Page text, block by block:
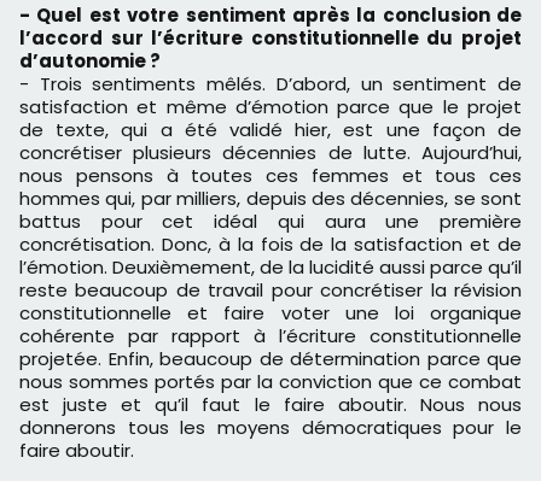
- Quel est votre sentiment après la conclusion de
l’accord sur l’écriture constitutionnelle du projet
d’autonomie ?
- Trois sentiments mêlés. D’abord, un sentiment de
satisfaction et même d’émotion parce que le projet
de texte, qui a été validé hier, est une façon de
concrétiser plusieurs décennies de lutte. Aujourd’hui,
nous pensons à toutes ces femmes et tous ces
hommes qui, par milliers, depuis des décennies, se sont
battus pour cet idéal qui aura une première
concrétisation. Donc, à la fois de la satisfaction et de
l’émotion. Deuxièmement, de la lucidité aussi parce qu’il
reste beaucoup de travail pour concrétiser la révision
constitutionnelle et faire voter une loi organique
cohérente par rapport à l’écriture constitutionnelle
projetée. Enfin, beaucoup de détermination parce que
nous sommes portés par la conviction que ce combat
est juste et qu’il faut le faire aboutir. Nous nous
donnerons tous les moyens démocratiques pour le
faire aboutir.